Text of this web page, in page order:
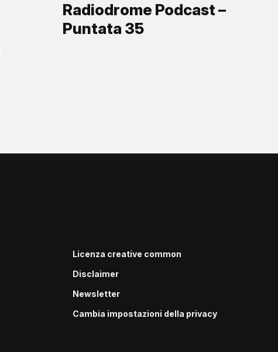
Radiodrome Podcast –
Puntata 35
Licenza creative common
Disclaimer
Newsletter
Cambia impostazioni della privacy